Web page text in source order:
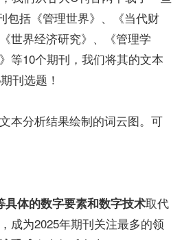
包括《管理世界》、《当代财
世界经济研究》、《管理学
等10个期刊，我们将其的文本
刊选题！
本分析结果绘制的词云图。可
具体的数字要素和数字技术取代
成为2025年期刊关注最多的领